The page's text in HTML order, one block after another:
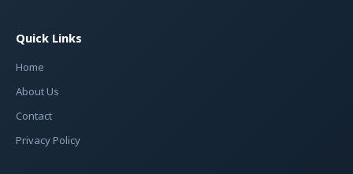
Quick Links
Home
About Us
Contact
Privacy Policy